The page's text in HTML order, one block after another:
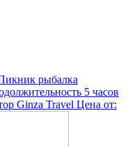
рыбалка
5 часов
Ginza Travel Цена от: